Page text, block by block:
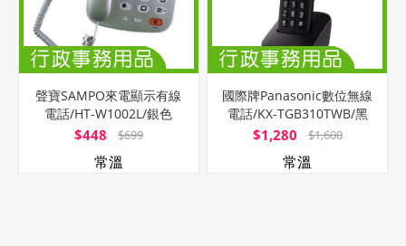
聲寶SAMPO來電顯示有線
電話/HT-W1002L/銀色
$448 $699
常溫
國際牌Panasonic數位無線
電話/KX-TGB310TWB/黑
$1,280 $1,600
常溫